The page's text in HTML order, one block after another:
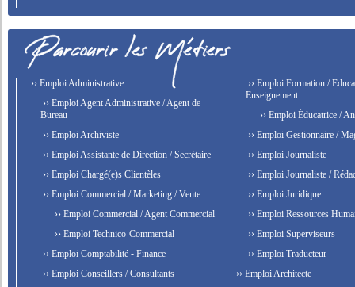
›› Emploi Administrative
›› Emploi Agent Administrative / Agent de
Bureau
›› Emploi Archiviste
›› Emploi Assistante de Direction / Secrétaire
›› Emploi Chargé(e)s Clientèles
›› Emploi Commercial / Marketing / Vente
›› Emploi Commercial / Agent Commercial
›› Emploi Technico-Commercial
›› Emploi Comptabilité - Finance
›› Emploi Conseillers / Consultants
›› Emploi Formation /
Enseignement
›› Emploi Éducatrice /
›› Emploi Gestionnaire /
›› Emploi Journaliste
›› Emploi Journaliste /
›› Emploi Juridique
›› Emploi Ressources
›› Emploi Superviseurs
›› Emploi Traducteur
›› Emploi Architecte